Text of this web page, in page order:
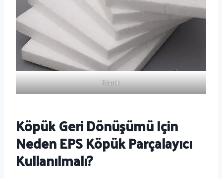
Köpük
Köpük Geri Dönüşümü Için
Neden EPS Köpük Parçalayıcı
Kullanılmalı?